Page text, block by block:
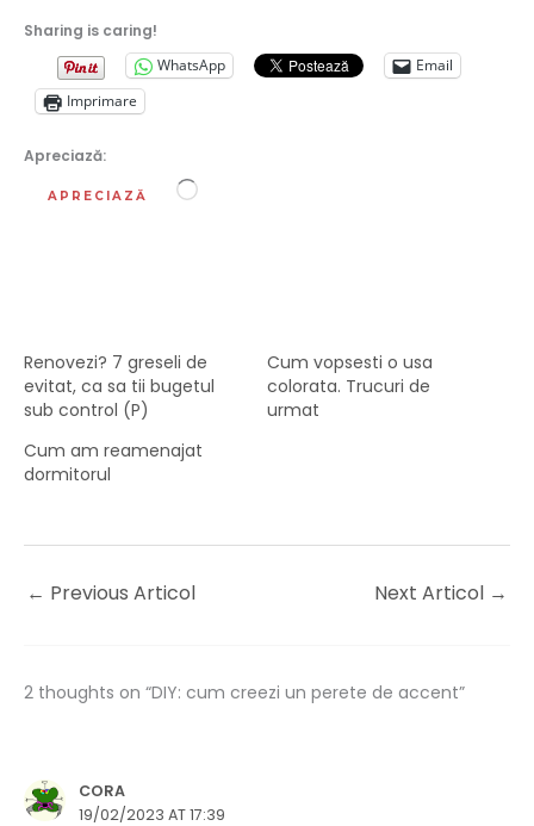
Sharing is caring!
WhatsApp
Email
Imprimare
Apreciază:
APRECIAZĂ Încarc...
Renovezi? 7 greseli de
evitat, ca sa tii bugetul
sub control (P)
Cum vopsesti o usa
colorata. Trucuri de
urmat
Cum am reamenajat
dormitorul
← Previous Articol Next Articol →
2 thoughts on “DIY: cum creezi un perete de accent”
CORA
19/02/2023 AT 17:39